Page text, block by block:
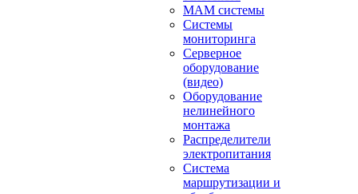
MAM системы
Системы
мониторинга
Серверное
оборудование
(видео)
Оборудование
нелинейного
монтажа
Распределители
электропитания
Система
маршрутизации и